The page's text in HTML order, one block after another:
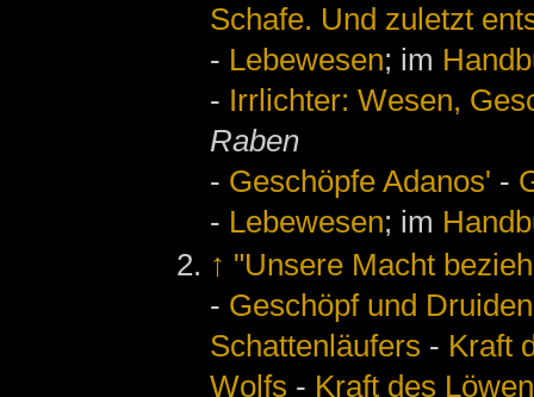
Schafe. Und zuletzt
- Lebewesen; im
- Irrlichter: Wesen,
Raben
- Geschöpfe Adanos' -
- Lebewesen; im
↑ "Unsere Macht
- Geschöpf und
Schattenläufers - Kraft
Wolfs - Kraft des Löwen